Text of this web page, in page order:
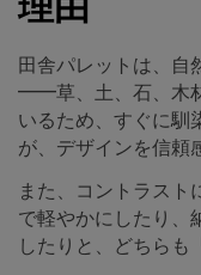
田舎パレットは、自
――草、土、石、木
いるため、すぐに馴
が、デザインを信頼
また、コントラスト
で軽やかにしたり、
したりと、どちらも